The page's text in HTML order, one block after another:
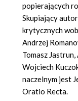
popierających
Skupiający
krytycznych
Andrzej
Tomasz
Wojciech
naczelnym jest
Oratio Recta.